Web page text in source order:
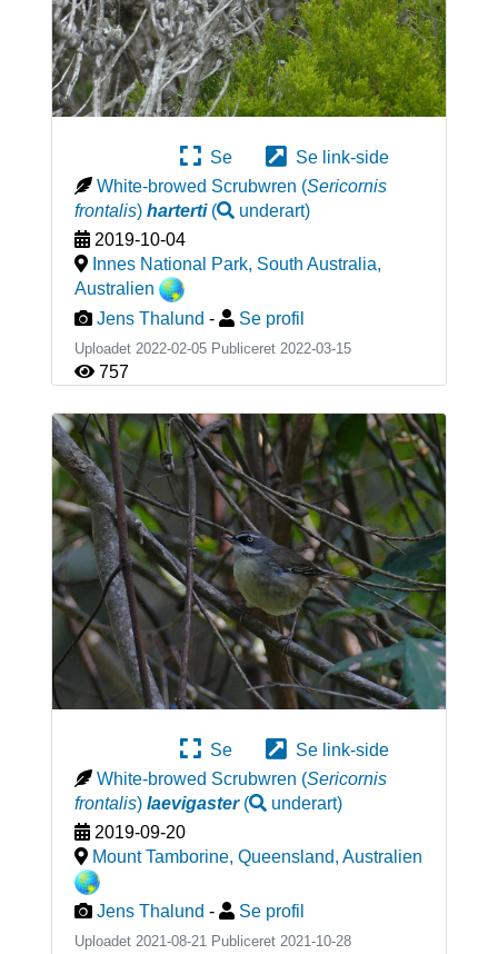
Se
Se link-side
White-browed Scrubwren (Sericornis
frontalis) harterti( underart)
2019-10-04
Innes National Park, South Australia,
Australien
Jens Thalund - Se profil
Uploadet 2022-02-05 Publiceret 2022-03-15
757
Se
Se link-side
White-browed Scrubwren (Sericornis
frontalis) laevigaster( underart)
2019-09-20
Mount Tamborine, Queensland, Australien
Jens Thalund - Se profil
Uploadet 2021-08-21 Publiceret 2021-10-28